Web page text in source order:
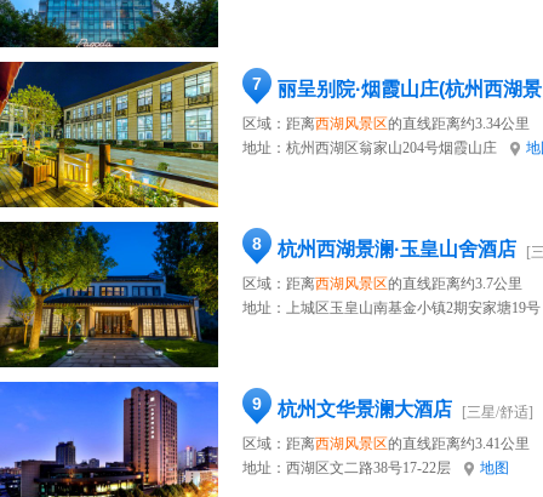
7 丽呈别院·烟霞山庄(杭州西湖
区域：距离西湖风景区的直线距离约3.34公里
地址： 杭州西湖区翁家山204号烟霞山庄
8 杭州西湖景澜·玉皇山舍酒店
[
区域：距离西湖风景区的直线距离约3.7公里
地址： 上城区玉皇山南基金小镇2期安家塘19号
9 杭州文华景澜大酒店
[三星/舒适]
区域：距离西湖风景区的直线距离约3.41公里
地址： 西湖区文二路38号17-22层 地图